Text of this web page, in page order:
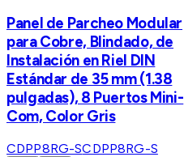
Panel de Parcheo Modular
para Cobre, Blindado, de
Instalación en Riel DIN
Estándar de 35 mm (1.38
pulgadas), 8 Puertos Mini-
Com, Color Gris
CDPP8RG-SCDPP8RG-S